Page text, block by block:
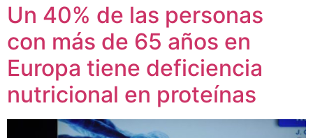
Un 40% de las personas
con más de 65 años en
Europa tiene deficiencia
nutricional en proteínas